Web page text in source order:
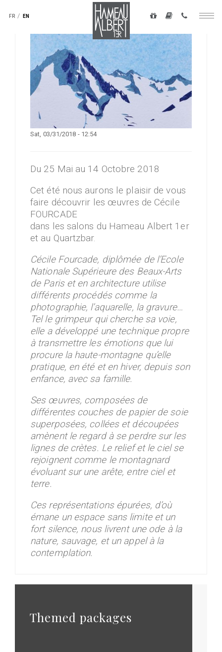
FR EN
secondaire
-
top
droite
Sat, 03/31/2018 - 12:54
Du 25 Mai au 14 Octobre 2018
Cet été nous aurons le plaisir de vous
faire découvrir les œuvres de Cécile
FOURCADE
dans les salons du Hameau Albert 1er
et au Quartzbar.
Cécile Fourcade, diplômée de l’Ecole
Nationale Supérieure des Beaux-Arts
de Paris et en architecture utilise
différents procédés comme la
photographie, l’aquarelle, la gravure…
Tel le grimpeur qui cherche sa voie,
elle a développé une technique propre
à transmettre les émotions que lui
procure la haute-montagne qu’elle
pratique, en été et en hiver, depuis son
enfance, avec sa famille.
Ses œuvres, composées de
différentes couches de papier de soie
superposées, collées et découpées
amènent le regard à se perdre sur les
lignes de crètes. Le relief et le ciel se
rejoignent comme le montagnard
évoluant sur une arête, entre ciel et
terre.
Ces représentations épurées, d’où
émane un espace sans limite et un
fort silence, nous livrent une ode à la
nature, sauvage, et un appel à la
contemplation.
Themed packages